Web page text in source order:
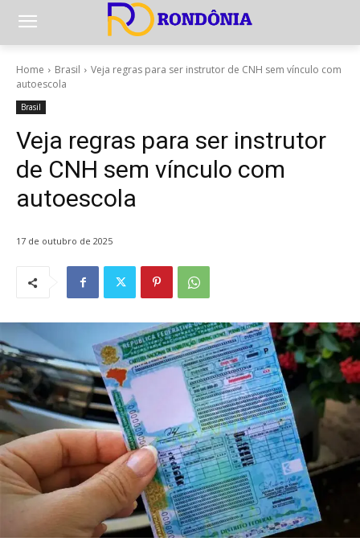
Home Brasil
Veja regras para ser instrutor de CNH sem vínculo com
autoescola
Brasil
Veja regras para ser instrutor
de CNH sem vínculo com
autoescola
17 de outubro de 2025